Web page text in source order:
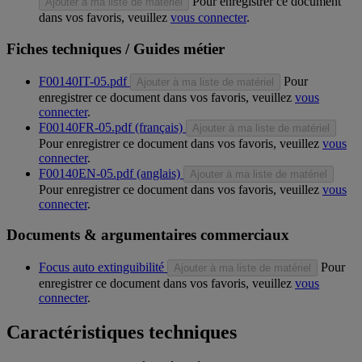
dans vos favoris, veuillez vous connecter.
Fiches techniques / Guides métier
F00140IT-05.pdf Ajouter à ma liste de matériel
Pour
enregistrer ce document dans vos favoris, veuillez vous
connecter.
F00140FR-05.pdf (français)
Ajouter à ma liste de matériel
Pour enregistrer ce document dans vos favoris, veuillez vous
connecter.
F00140EN-05.pdf (anglais)
Ajouter à ma liste de matériel
Pour enregistrer ce document dans vos favoris, veuillez vous
connecter.
Documents & argumentaires commerciaux
Focus auto extinguibilité Ajouter à ma liste de matériel
Pour
enregistrer ce document dans vos favoris, veuillez vous
connecter.
Caractéristiques techniques